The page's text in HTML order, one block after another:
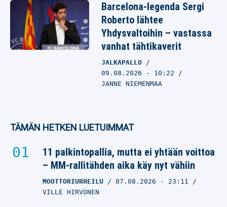
Barcelona-legenda Sergi
Roberto lähtee
Yhdysvaltoihin – vastassa
vanhat tähtikaverit
JALKAPALLO
09.08.2026 - 10:22
JANNE NIEMENMAA
TÄMÄN HETKEN LUETUIMMAT
11 palkintopallia, mutta ei yhtään voittoa
– MM-rallitähden aika käy nyt vähiin
MOOTTORIURHEILU 07.08.2026 - 23:11
VILLE HIRVONEN